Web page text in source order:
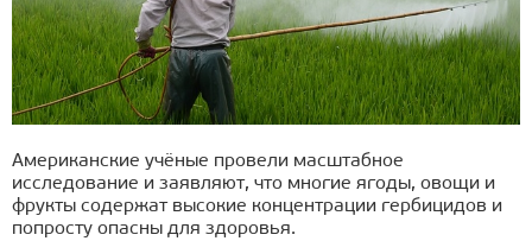
Американские учёные провели масштабное
исследование и заявляют, что многие ягоды, овощи и
фрукты содержат высокие концентрации гербицидов и
попросту опасны для здоровья.